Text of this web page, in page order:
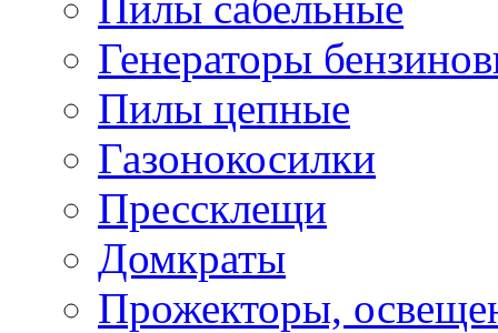
Генераторы
Пилы цепные
Газонокосилки
Прессклещи
Домкраты
Прожекторы,